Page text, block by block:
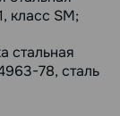
класс SM;
стальная
78, сталь